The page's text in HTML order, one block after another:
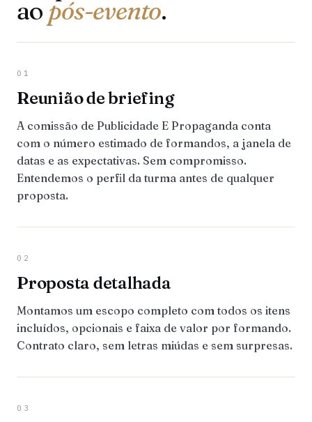
ao pós-evento.
01
Reunião de briefing
A comissão de Publicidade E Propaganda conta
com o número estimado de formandos, a janela de
datas e as expectativas. Sem compromisso.
Entendemos o perfil da turma antes de qualquer
proposta.
02
Proposta detalhada
Montamos um escopo completo com todos os itens
incluídos, opcionais e faixa de valor por formando.
Contrato claro, sem letras miúdas e sem surpresas.
03